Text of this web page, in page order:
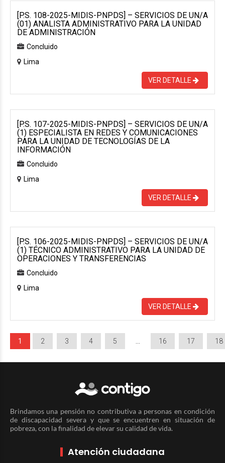
[P.S. 108-2025-MIDIS-PNPDS] – SERVICIOS DE UN/A
(01) ANALISTA ADMINISTRATIVO PARA LA UNIDAD
DE ADMINISTRACIÓN
Concluido
Lima
VER DETALLE
[P.S. 107-2025-MIDIS-PNPDS] – SERVICIOS DE UN/A
(1) ESPECIALISTA EN REDES Y COMUNICACIONES
PARA LA UNIDAD DE TECNOLOGÍAS DE LA
INFORMACIÓN
Concluido
Lima
VER DETALLE
[P.S. 106-2025-MIDIS-PNPDS] – SERVICIOS DE UN/A
(1) TÉCNICO ADMINISTRATIVO PARA LA UNIDAD DE
OPERACIONES Y TRANSFERENCIAS
Concluido
Lima
VER DETALLE
1 2 3 4 5 16 17 18
Brindamos una pensión no contributiva a personas en condición
de discapacidad severa y que se encuentren en situación de
pobreza, con la finalidad de elevar su calidad de vida.
Atención ciudadana